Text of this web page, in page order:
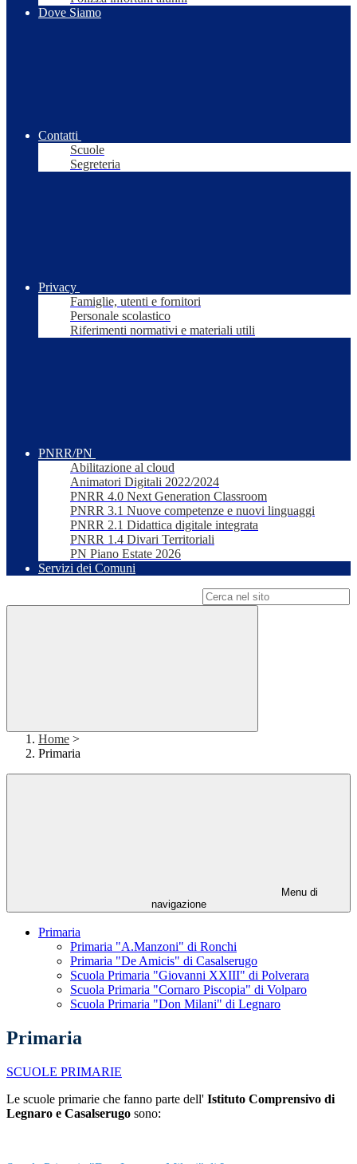
Dove Siamo
Contatti
Scuole
Segreteria
Privacy
Famiglie, utenti e fornitori
Personale scolastico
Riferimenti normativi e materiali utili
PNRR/PN
Abilitazione al cloud
Animatori Digitali 2022/2024
PNRR 4.0 Next Generation Classroom
PNRR 3.1 Nuove competenze e nuovi linguaggi
PNRR 2.1 Didattica digitale integrata
PNRR 1.4 Divari Territoriali
PN Piano Estate 2026
Servizi dei Comuni
Home >
Primaria
Menu di
navigazione
Primaria
Primaria "A.Manzoni" di Ronchi
Primaria "De Amicis" di Casalserugo
Scuola Primaria "Giovanni XXIII" di Polverara
Scuola Primaria "Cornaro Piscopia" di Volparo
Scuola Primaria "Don Milani" di Legnaro
Primaria
SCUOLE PRIMARIE
Le scuole primarie che fanno parte dell' Istituto Comprensivo di
Legnaro e Casalserugo sono: